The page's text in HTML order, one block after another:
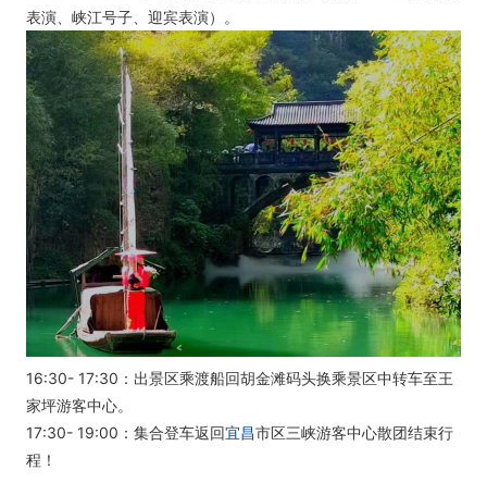
表演、峡江号子、迎宾表演）。
16:30- 17:30：出景区乘渡船回胡金滩码头换乘景区中转车至王
家坪游客中心。
17:30- 19:00：集合登车返回宜昌市区三峡游客中心散团结束行
程！